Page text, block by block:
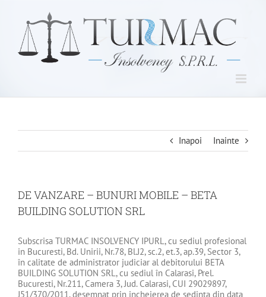
content
Inapoi Inainte
DE VANZARE – BUNURI MOBILE – BETA
BUILDING SOLUTION SRL
Subscrisa TURMAC INSOLVENCY IPURL, cu sediul profesional
in Bucuresti, Bd. Unirii, Nr.78, Bl.J2, sc.2, et.3, ap.39, Sector 3,
în calitate de administrator judiciar al debitorului BETA
BUILDING SOLUTION SRL, cu sediul în Calarasi, Prel.
Bucuresti, Nr.211, Camera 3, Jud. Calarasi, CUI 29029897,
J51/370/2011, desemnat prin incheierea de sedinta din data